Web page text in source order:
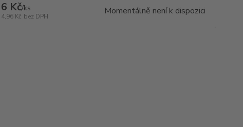
6 Kč/ks
4,96 Kč bez DPH Momentálně není k dispozici